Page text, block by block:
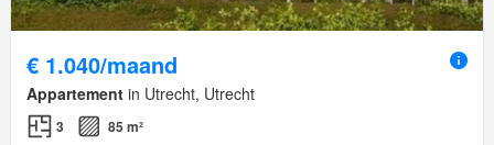
€ 1.040/maand
Appartement in Utrecht, Utrecht
3
85 m²